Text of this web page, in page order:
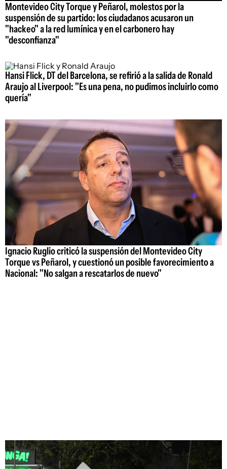
Montevideo City Torque y Peñarol, molestos por la
suspensión de su partido: los ciudadanos acusaron un
"hackeo" a la red lumínica y en el carbonero hay
"desconfianza"
Hansi Flick, DT del Barcelona, se refirió a la salida de Ronald
Araujo al Liverpool: "Es una pena, no pudimos incluirlo como
quería"
Ignacio Ruglio criticó la suspensión del Montevideo City
Torque vs Peñarol, y cuestionó un posible favorecimiento a
Nacional: "No salgan a rescatarlos de nuevo"